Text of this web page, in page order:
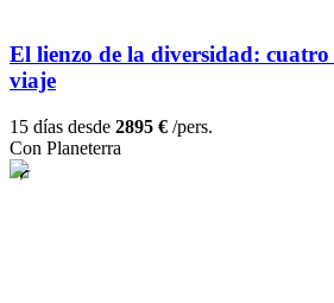
El lienzo de la diversidad: cuatro
viaje
15 días desde 2895 € /pers.
Con Planeterra